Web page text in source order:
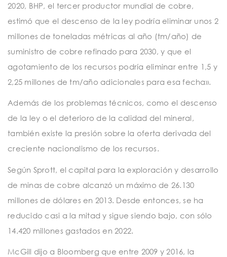
2020, BHP, el tercer productor mundial de cobre,
estimó que el descenso de la ley podría eliminar unos 2
millones de toneladas métricas al año (tm/año) de
suministro de cobre refinado para 2030, y que el
agotamiento de los recursos podría eliminar entre 1,5 y
2,25 millones de tm/año adicionales para esa fecha».
Además de los problemas técnicos, como el descenso
de la ley o el deterioro de la calidad del mineral,
también existe la presión sobre la oferta derivada del
creciente nacionalismo de los recursos.
Según Sprott, el capital para la exploración y desarrollo
de minas de cobre alcanzó un máximo de 26.130
millones de dólares en 2013. Desde entonces, se ha
reducido casi a la mitad y sigue siendo bajo, con sólo
14.420 millones gastados en 2022.
McGill dijo a Bloomberg que entre 2009 y 2016, la